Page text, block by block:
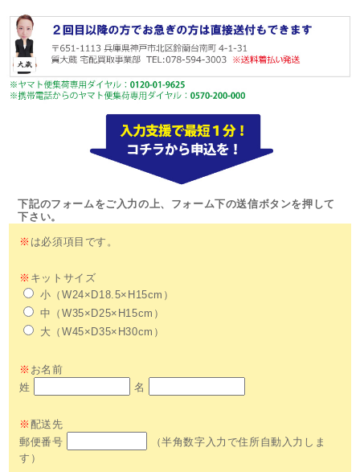
下記のフォームをご入力の上、フォーム下の送信ボタンを押して
下さい。
※ は必須項目です。
※ キットサイズ
小（W24×D18.5×H15cm）
中（W35×D25×H15cm）
大（W45×D35×H30cm）
※ お名前
姓
名
※ 配送先
郵便番号
（半角数字入力で住所自動入力しま
す）